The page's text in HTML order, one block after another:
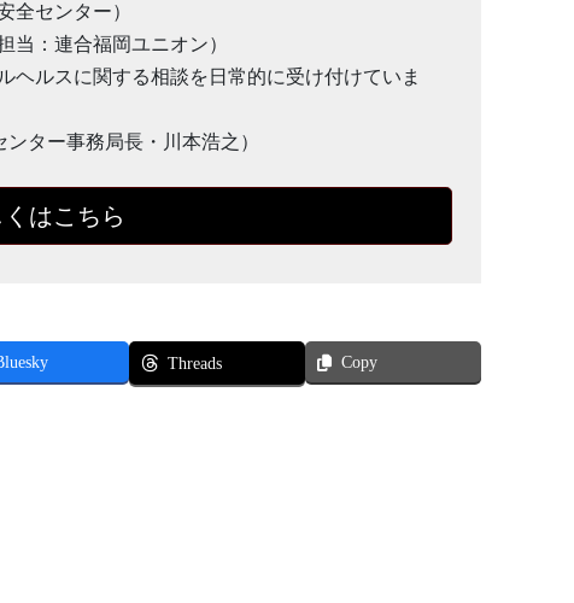
全センター）
当：連合福岡ユニオン）
ヘルスに関する相談を日常的に受け付けていま
ンター事務局長・川本浩之）
はこちら
Threads Copy